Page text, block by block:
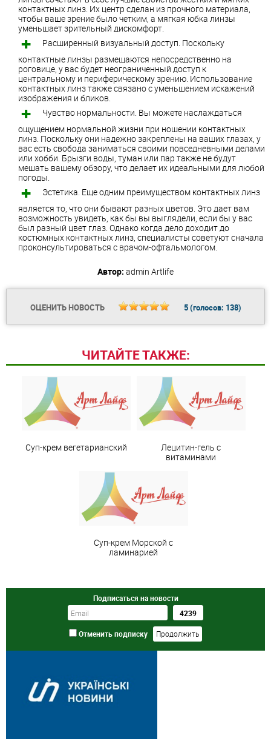
контактных линз. Их центр сделан из прочного материала,
чтобы ваше зрение было четким, а мягкая юбка линзы
уменьшает зрительный дискомфорт.
Расширенный визуальный доступ. Поскольку
контактные линзы размещаются непосредственно на
роговице, у вас будет неограниченный доступ к
центральному и периферическому зрению. Использование
контактных линз также связано с уменьшением искажений
изображения и бликов.
Чувство нормальности. Вы можете наслаждаться
ощущением нормальной жизни при ношении контактных
линз. Поскольку они надежно закреплены на ваших глазах, у
вас есть свобода заниматься своими повседневными делами
или хобби. Брызги воды, туман или пар также не будут
мешать вашему обзору, что делает их идеальными для любой
погоды.
Эстетика. Еще одним преимуществом контактных линз
является то, что они бывают разных цветов. Это дает вам
возможность увидеть, как бы вы выглядели, если бы у вас
был разный цвет глаз. Однако когда дело доходит до
костюмных контактных линз, специалисты советуют сначала
проконсультироваться с врачом-офтальмологом.
Автор: admin Artlife
ОЦЕНИТЬ НОВОСТЬ 5(голосов: 138)
ЧИТАЙТЕ ТАКЖЕ:
Суп-крем вегетарианский
Лецитин-гель с
витаминами
Суп-крем Морской с
ламинарией
Подписаться на новости
Отменить подписку